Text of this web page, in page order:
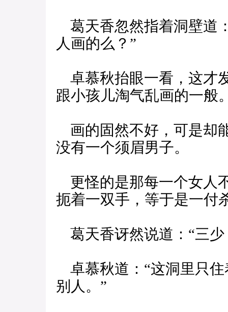
葛天香忽然指着洞壁道
人画的么？”
卓慕秋抬眼一看，这才
跟小孩儿淘气乱画的一般
画的固然不好，可是却
没有一个须眉男子。
更怪的是那每一个女人
扼着一双手，等于是一付
葛天香讶然说道：“三少
卓慕秋道：“这洞里只
别人。”